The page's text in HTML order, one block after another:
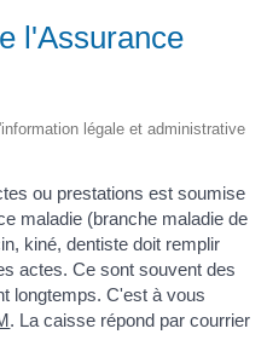
l'Assurance
légale et administrative
ou prestations est soumise
maladie (branche maladie de
kiné, dentiste doit remplir
actes. Ce sont souvent des
longtemps. C'est à vous
. La caisse répond par courrier